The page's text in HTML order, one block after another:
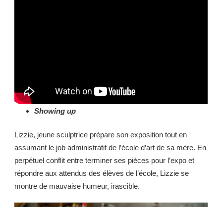
Showing up
Lizzie, jeune sculptrice prépare son exposition tout en
assumant le job administratif de l’école d’art de sa mère. En
perpétuel conflit entre terminer ses pièces pour l’expo et
répondre aux attendus des élèves de l’école, Lizzie se
montre de mauvaise humeur, irascible.